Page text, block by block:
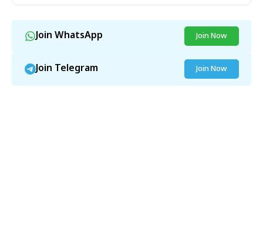
Join WhatsApp Join Now
Join Telegram Join Now